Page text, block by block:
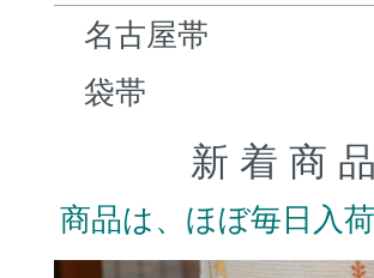
名古屋帯
袋帯
新 着 商 品
商品は、ほぼ毎日入